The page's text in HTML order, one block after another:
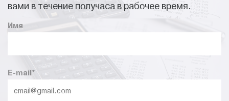
вами в течение получаса в рабочее время.
Имя
E-mail *